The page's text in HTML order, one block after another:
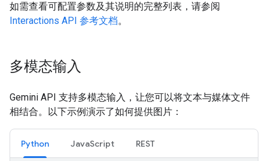
如需查看可配置参数及其说明的完整列表，请参阅
Interactions API 参考文档。
多模态输入
Gemini API 支持多模态输入，让您可以将文本与媒体文件
相结合。以下示例演示了如何提供图片：
Python JavaScript REST